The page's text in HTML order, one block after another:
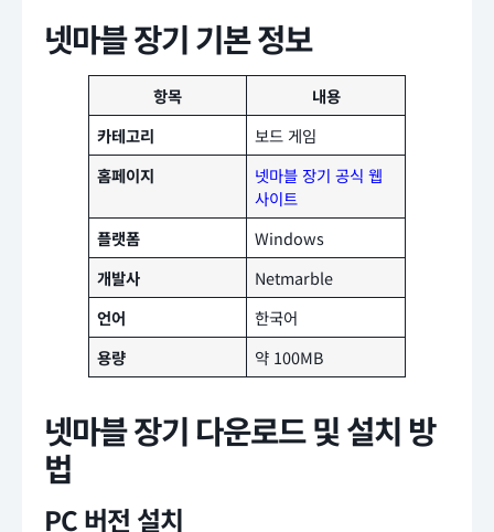
넷마블 장기 기본 정보
항목
내용
카테고리
보드 게임
홈페이지
넷마블 장기 공식 웹
사이트
플랫폼
Windows
개발사
Netmarble
언어
한국어
용량
약 100MB
넷마블 장기 다운로드 및 설치 방
법
PC 버전 설치